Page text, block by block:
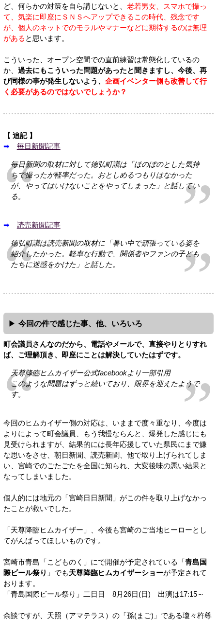
ど、何らかの対策を自ら講じないと、 老若男女、スマホで撮っ
て、気楽に即座にＳＮＳへアップできるこの時代、残念です
が、個人のネットでのモラルやマナーなどに期待するのは無理
がある と思います。
こういった、オープン空間での直前練習は常態化しているの
か、 過去にもこういった問題があったと聞きますし、今後、再
び同様の事が発生しないよう、 企画イベンター側も改善して行
く必要があるのではないでしょうか？
【 追記 】
➡
毎日新聞記事
毎日新聞の取材に対して徳弘町議は「ほのぼのとした気持
ちで撮ったが軽率だった。おとしめるつもりはなかった
が、やってはいけないことをやってしまった」と話してい
る。
➡ 読売新聞記事
徳弘町議は読売新聞の取材に「暑い中で頑張っている姿を
紹介したかった。軽率な行動で、関係者やファンの子ども
たちに迷惑をかけた」と話した。
今回の件で感じた事、他、いろいろ
町会議員さんなのだから、電話やメールで、直接やりとりすれ
ば、ご理解頂き、即座にことは解決していたはずです。
天尊降臨ヒムカイザー公式facebookより一部引用
このような問題はずっと続いており、限界を迎えたようで
す。
今回のヒムカイザー側の対応は、いままで度々重なり、今度は
よりによって町会議員、もう我慢ならんと、爆発した感じにも
見受けられますが、結果的には長年応援していた県民にまで嫌
な思いをさせ、朝日新聞、読売新聞、他で取り上げられてしま
い、宮崎でのごたごたを全国に知られ、大変後味の悪い結果と
なってしまいました。
個人的には地元の「宮崎日日新聞」がこの件を取り上げなかっ
たことが救いでした。
「天尊降臨ヒムカイザー」、今後も宮崎のご当地ヒーローとし
てがんばってほしいものです。
宮崎市青島「こどものく」にで開催が予定されている「 青島国
際ビール祭り 」でも天尊降臨ヒムカイザーショーが予定されて
おります。
「青島国際ビール祭り」二日目 8月26日(日) 出演は17:15～
余談ですが、天照（アマテラス）の「孫(まご)」である瓊々杵尊